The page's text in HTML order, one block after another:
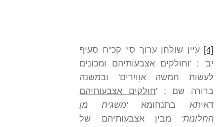
[4] עיין שולחן ערוך סי' קכ"ח סעיף
יב' : 'וחולקים אצבעותיהם ומכונים
לעשות חמשה אוִוירים' ובמשנה
ברורה שם : 'חולקים אצבעותיהם
דאיתא בתנחומא'משגיח מן
החלונות' מבין אצבעותיהם של